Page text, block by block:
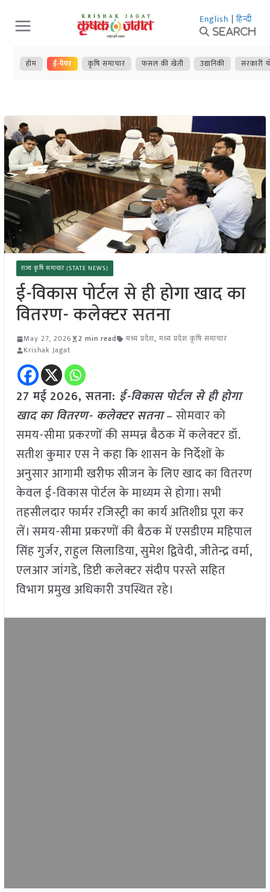
Skip
to
content
English | हिन्दी
Search
होम ई-पेपर कृषि समाचार फसल की खेती उद्यानिकी सरकारी
राज्य कृषि समाचार (STATE NEWS)
ई-विकास पोर्टल से ही होगा खाद का
वितरण- कलेक्टर सतना
May 27, 2026 2 min read मध्य प्रदेश, मध्य प्रदेश कृषि समाचार
Krishak Jagat
27 मई2026, सतना: ई-विकास पोर्टल से ही होगा
खाद का वितरण- कलेक्टर सतना– सोमवार को
समय-सीमा प्रकरणों की सम्पन्न बैठक में कलेक्टर डॉ.
सतीश कुमार एस ने कहा कि शासन के निर्देशों के
अनुसार आगामी खरीफ सीजन के लिए खाद का वितरण
केवल ई-विकास पोर्टल के माध्यम से होगा। सभी
तहसीलदार फार्मर रजिस्ट्री का कार्य अतिशीघ्र पूरा कर
लें। समय-सीमा प्रकरणों की बैठक में एसडीएम महिपाल
सिंह गुर्जर, राहुल सिलाडिया, सुमेश द्विवेदी, जीतेन्द्र वर्मा,
एलआर जांगडे, डिप्टी कलेक्टर संदीप परस्ते सहित
विभाग प्रमुख अधिकारी उपस्थित रहे।